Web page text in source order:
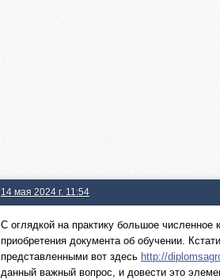
14 мая 2024 г. 11:54
С оглядкой на практику большое
приобретения документа об обучении.
представленными вот здесь http://
данный важный вопрос, и довести это